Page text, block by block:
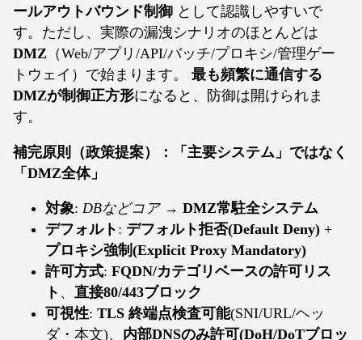
ールアウトバウンド制御 として認識しやすいで
す。ただし、実際の漏洩シナリオのほとんどは
DMZ （Web/アプリ/API/バッチ/プロキシ/管理ゲー
トウェイ）で始まります。 最も頻繁に通信する
DMZが制御正方形になると、防御は開けられま
す。
補完原則（政策提案）：「主要システム」ではなく
「DMZ全体」
対象: DBなどコア→ DMZ常駐全システム
デフォルト : デフォルト拒否(Default Deny) +
プロキシ強制(Explicit Proxy Mandatory)
許可方式: FQDN/カテゴリベースの許可リス
ト 、 直接80/443ブロック
可視性: TLS 終端点検査可能(SNI/URL/ヘッ
ダ・本文)、 内部DNSのみ許可(DoH/DoTブロッ